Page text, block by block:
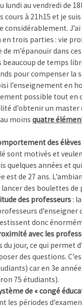
lundi au vendredi de
cours à 21h15 et je
considérablement.
en trois parties : vie
de m’épanouir dans
beaucoup de temps
pour compenser la
l’enseignement en
possible tout en
d’obtenir un master
moins quatre
des élèves
sont motivés et
quelques années et
est de 27 ans.
lancer des boulettes
des professeurs:
donc
avec les
du jour, ce qui permet
des questions.
car en 3e
75 étudiants).
de « congé
les périodes